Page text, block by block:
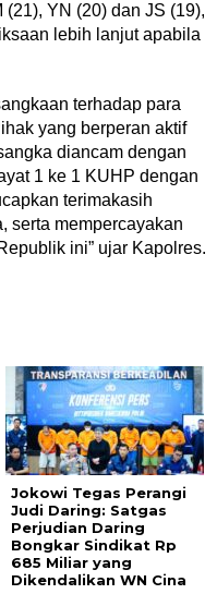
YN (20) dan JS (19),
lebih lanjut apabila
terhadap para
yang berperan aktif
diancam dengan
1 ke 1 KUHP dengan
terimakasih
serta mempercayakan
ini” ujar Kapolres.
Jokowi Tegas Perangi
Judi Daring: Satgas
Perjudian Daring
Bongkar Sindikat Rp
685 Miliar yang
Dikendalikan WN Cina